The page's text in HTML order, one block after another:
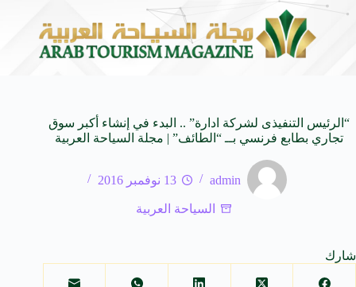
كيفنا.. في كل وجهة سحر خاص* افتتاح اكبر صالة
“الرئيس التنفيذى لشركة ادارة” .. البدء في إنشاء أكبر سوق
تجاري بطابع فرنسي بــ “الطائف” | مجلة السياحة العربية
admin 13 نوفمبر 2016
السياحة العربية
شارك